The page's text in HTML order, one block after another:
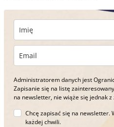
Administratorem danych jest
Zapisanie się na listę
na newsletter, nie wiąże się jednak
Chcę zapisać się na newsletter.
każdej chwili.